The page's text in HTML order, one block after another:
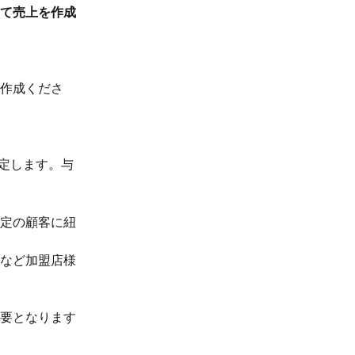
売上を作成
成くださ
します。与
の顧客に紐
ど加盟店様
となります